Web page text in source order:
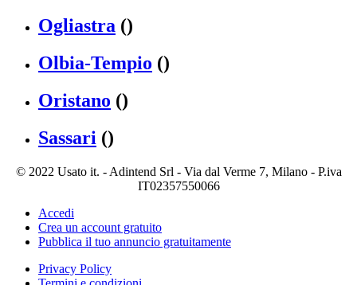
Ogliastra ()
Olbia-Tempio ()
Oristano ()
Sassari ()
© 2022 Usato it. - Adintend Srl - Via dal Verme 7, Milano - P.iva
IT02357550066
Accedi
Crea un account gratuito
Pubblica il tuo annuncio gratuitamente
Privacy Policy